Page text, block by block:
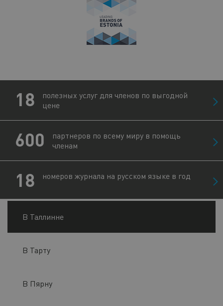
18
полезных услуг для членов по выгодной
цене
600
партнеров по всему миру в помощь
членам
18 номеров журнала на русском языке в год
В Таллинне
В Тарту
В Пярну